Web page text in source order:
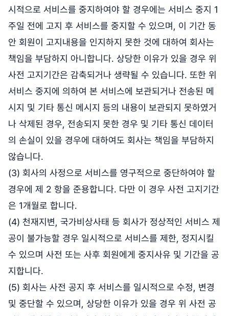
시적으로 서비스를 중지하여야 할 경우에는 서비스 중지 1
주일 전에 고지 후 서비스를 중지할 수 있으며, 이 기간 동
안 회원이 고지내용을 인지하지 못한 것에 대하여 회사는
책임을 부담하지 아니합니다. 상당한 이유가 있을 경우 위
사전 고지기간은 감축되거나 생략될 수 있습니다. 또한 위
서비스 중지에 의하여 본 서비스에 보관되거나 전송된 메
시지 및 기타 통신 메시지 등의 내용이 보관되지 못하였거
나 삭제된 경우, 전송되지 못한 경우 및 기타 통신 데이터
의 손실이 있을 경우에 대하여도 회사는 책임을 부담하지
않습니다.
(3) 회사의 사정으로 서비스를 영구적으로 중단하여야 할
경우에 제 2 항을 준용합니다. 다만 이 경우 사전 고지기간
은 1개월로 합니다.
(4) 천재지변, 국가비상사태 등 회사가 정상적인 서비스 제
공이 불가능할 경우 일시적으로 서비스를 제한, 정지시킬
수 있으며 사전 또는 사후 회원에게 중지사유 및 기간을 공
지합니다.
(5) 회사는 사전 공지 후 서비스를 일시적으로 수정, 변경
및 중단할 수 있으며, 상당한 이유가 있을 경우 위 사전 공